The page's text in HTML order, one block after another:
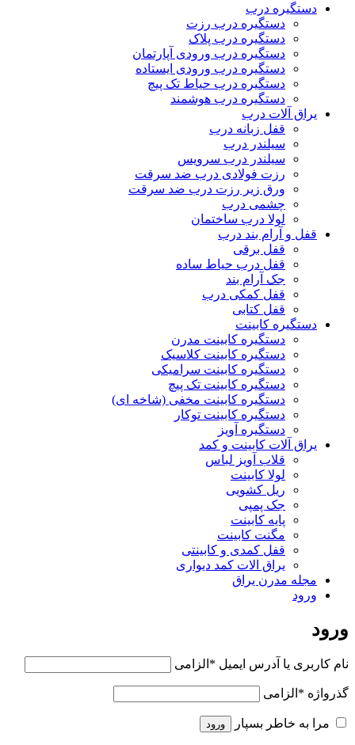
دستگیره درب
دستگیره درب رزت
دستگیره درب پلاک
دستگیره درب ورودی آپارتمان
دستگیره درب ورودی ایستاده
دستگیره درب حیاط تک پیچ
دستگیره درب هوشمند
یراق آلات درب
قفل زبانه درب
سیلندر درب
سیلندر درب سرویس
رزت فولادی درب ضد سرقت
ورق زیر رزت درب ضد سرقت
چشمی درب
لولا درب ساختمان
قفل و آرام بند درب
قفل برقی
قفل درب حیاط ساده
جک آرام بند
قفل کمکی درب
قفل کتابی
دستگیره کابینت
دستگیره کابینت مدرن
دستگیره کابینت کلاسیک
دستگیره کابینت سرامیکی
دستگیره کابینت تک پیچ
دستگیره کابینت مخفی (شاخه ای)
دستگیره کابینت توکار
دستگیره آویز
یراق آلات کابینت و کمد
قلاب آویز لباس
لولا کابینت
ریل کشویی
جک پمپی
پایه کابینت
مگنت کابینت
قفل کمدی و کابینتی
یراق الات کمد دیواری
مجله مدرن یراق
ورود
ورود
نام کاربری یا آدرس ایمیل * الزامی
گذرواژه * الزامی
مرا به خاطر بسپار ورود